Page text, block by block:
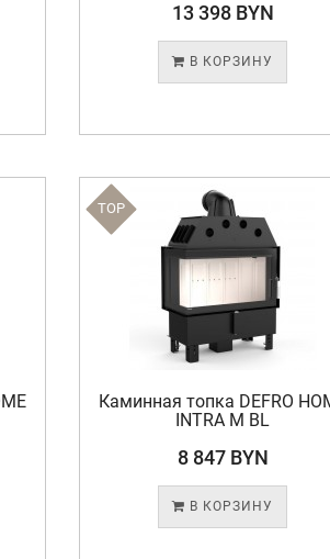
13 398 BYN
В КОРЗИНУ
TOP
Каминная топка DEFRO
INTRA M BL
8 847 BYN
В КОРЗИНУ